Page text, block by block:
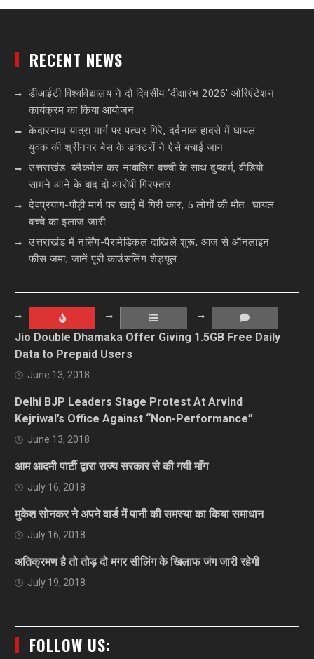
RECENT NEWS
डीआईटी विश्वविद्यालय ने दो दिवसीय ‘दीक्षारंभ 2026’ ओरिएंटेशन
कार्यक्रम का किया आयोजन
केदारनाथ यात्रा मार्ग पर पत्थर गिरे, दर्दनाक हादसे में घायल
युवक की श्रीनगर बेस के डाक्टरों ने ऐसे बचाई जान
उत्तराखंड: ब्लैकमेल कर नाबालिग बच्ची के साथ दुष्कर्म, वीडियो
सामने आने के बाद दो आरोपी गिरफ्तार
देवप्रयाग-पौड़ी मार्ग पर खाई में गिरी कार, 5 लोगों की मौत.. घायल
बच्चे का इलाज जारी
उत्तराखंड में नर्सिंग-पैरामेडिकल दाखिले शुरू, आज से ऑनलाइन
फीस जमा; जानें पूरी काउंसलिंग शेड्यूल
Jio Double Dhamaka Offer Giving 1.5GB Free Daily
Data to Prepaid Users
June 13, 2018
Delhi BJP Leaders Stage Protest At Arvind
Kejriwal’s Office Against “Non-Performance”
June 13, 2018
आम आदमी पार्टी द्वारा राज्य सरकार से की गयी माँग
July 16, 2018
मुकेश सोनकर ने अपने वार्ड में पानी की समस्या का किया समाधान
July 16, 2018
अतिक्रमण है तो तोड़ दो मगर सीलिंग के खिलाफ जंग जारी रहेगी
July 19, 2018
FOLLOW US: